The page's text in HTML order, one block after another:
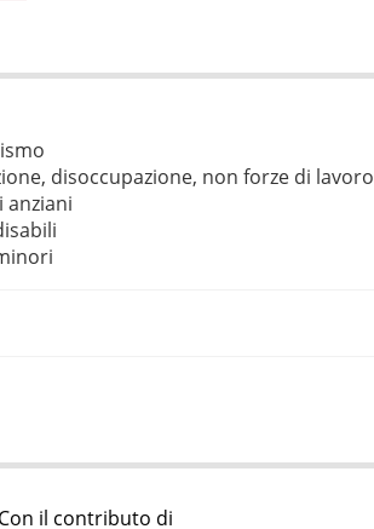
disoccupazione, non forze di lavoro
anziani
Con il contributo di